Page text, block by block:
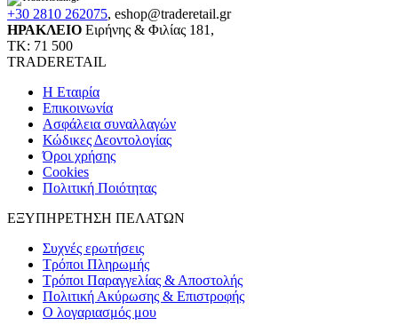
+30 2810 262075, eshop@traderetail.gr
ΗΡΑΚΛΕΙΟ Ειρήνης & Φιλίας 181,
ΤΚ: 71 500
TRADERETAIL
H Εταιρία
Eπικοινωνία
Ασφάλεια συναλλαγών
Κώδικες Δεοντολογίας
Όροι χρήσης
Cookies
Πολιτική Ποιότητας
ΕΞΥΠΗΡΕΤΗΣΗ ΠΕΛΑΤΩΝ
Συχνές ερωτήσεις
Τρόποι Πληρωμής
Τρόποι Παραγγελίας & Αποστολής
Πολιτική Ακύρωσης & Επιστροφής
Ο λογαριασμός μου